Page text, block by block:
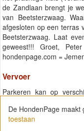
de Zandlaan brengt je
van Beetsterzwaag.
afgesloten op een terras
Beetsterzwaag. Laat
geweest!!! Groet,
hondenpage.com =
Vervoer
Parkeren kan op
De HondenPage maakt
toestaan
De HondenPage maakt
toestaan